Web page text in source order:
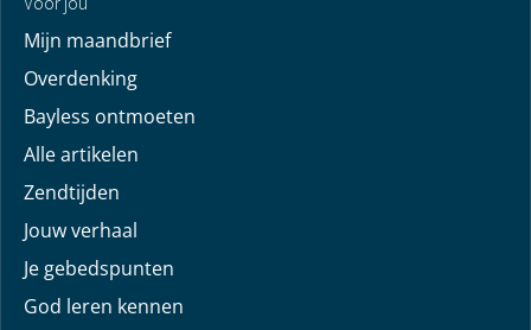
Mijn maandbrief
Overdenking
Bayless ontmoeten
Alle artikelen
Zendtijden
Jouw verhaal
Je gebedspunten
God leren kennen